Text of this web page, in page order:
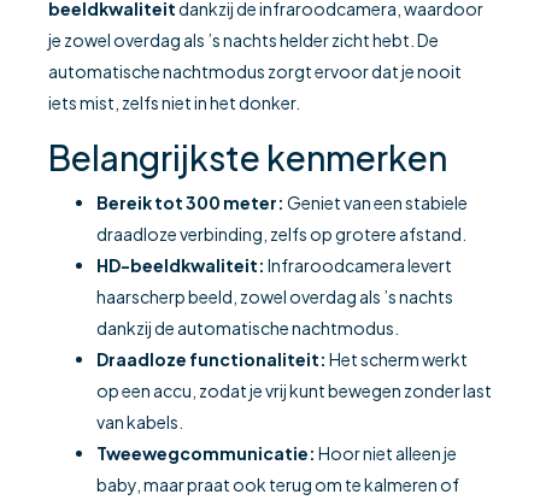
beeldkwaliteitdankzij de infraroodcamera, waardoor
je zowel overdag als ’s nachts helder zicht hebt. De
automatische nachtmodus zorgt ervoor dat je nooit
iets mist, zelfs niet in het donker.
Belangrijkste kenmerken
Bereik tot 300 meter: Geniet van een stabiele
draadloze verbinding, zelfs op grotere afstand.
HD-beeldkwaliteit: Infraroodcamera levert
haarscherp beeld, zowel overdag als ’s nachts
dankzij de automatische nachtmodus.
Draadloze functionaliteit: Het scherm werkt
op een accu, zodat je vrij kunt bewegen zonder last
van kabels.
Tweewegcommunicatie: Hoor niet alleen je
baby, maar praat ook terug om te kalmeren of